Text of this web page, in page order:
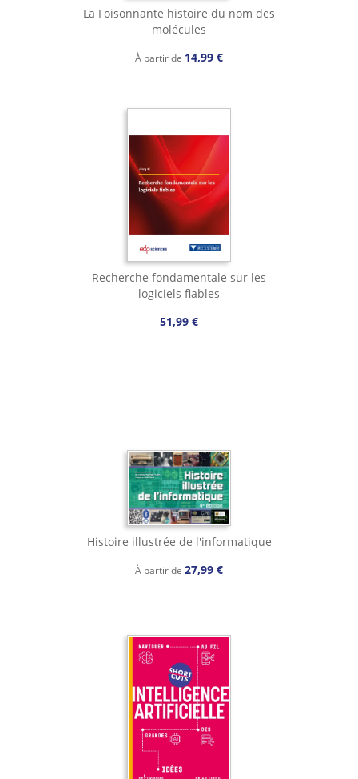
La Foisonnante histoire du nom des
molécules
À partir de 14,99 €
Recherche fondamentale sur les
logiciels fiables
51,99 €
Histoire illustrée de l'informatique
À partir de 27,99 €